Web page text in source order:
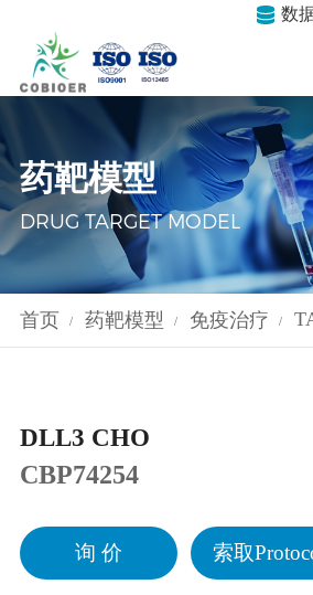
数
药靶模型
DRUG TARGET MODEL
首页 / 药靶模型 / 免疫治疗 /
DLL3 CHO
CBP74254
询 价 索取